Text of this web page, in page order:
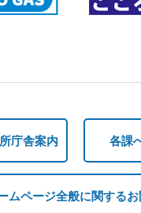
庁舎案内 各課
ムページ全般に関する